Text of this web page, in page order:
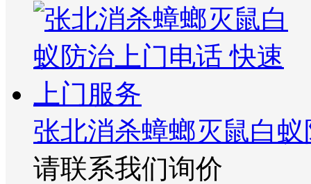
张北消杀蟑螂灭鼠白
请联系我们询价